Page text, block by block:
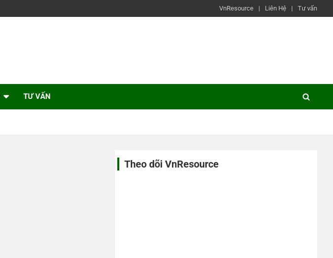
VnResource Liên Hệ Tư vấn
TƯ VẤN
Theo dõi VnResource